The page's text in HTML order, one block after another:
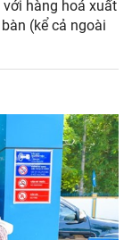
hàng hoá xuất
(kể cả ngoài